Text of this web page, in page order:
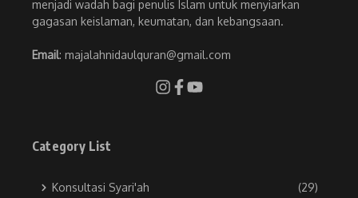
menjadi wadah bagi penulis Islam untuk menyiarkan
gagasan keislaman, keumatan, dan kebangsaan.
Email: majalahnidaulquran@gmail.com
Category List
Konsultasi Syari'ah (29)